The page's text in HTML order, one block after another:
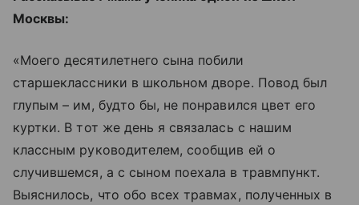
Москвы:
«Моего десятилетнего сына побили
старшеклассники в школьном дворе. Повод был
глупым – им, будто бы, не понравился цвет его
куртки. В тот же день я связалась с нашим
классным руководителем, сообщив ей о
случившемся, а с сыном поехала в травмпункт.
Выяснилось, что обо всех травмах, полученных в